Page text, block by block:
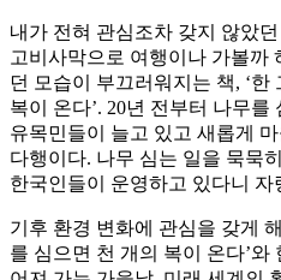
내가 전혀 관심조차 갖지 않았
고비사막으로 여행이나 가볼까
던 모습이 부끄러워지는 책, ‘한
복이 온다’. 20년 전부터 나무
유목민들이 늘고 있고 새롭게
다행이다. 나무 심는 일을 묵묵
한국인들이 운영하고 있다니 자
기후 환경 변화에 관심을 갖게
를 심으면 천 개의 복이 온다’와